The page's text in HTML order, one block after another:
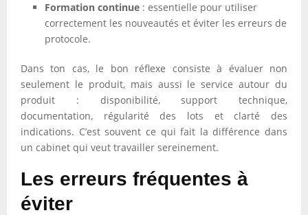
Formation continue : essentielle pour utiliser
correctement les nouveautés et éviter les erreurs de
protocole.
Dans ton cas, le bon réflexe consiste à évaluer non
seulement le produit, mais aussi le service autour du
produit : disponibilité, support technique,
documentation, régularité des lots et clarté des
indications. C’est souvent ce qui fait la différence dans
un cabinet qui veut travailler sereinement.
Les erreurs fréquentes à
éviter